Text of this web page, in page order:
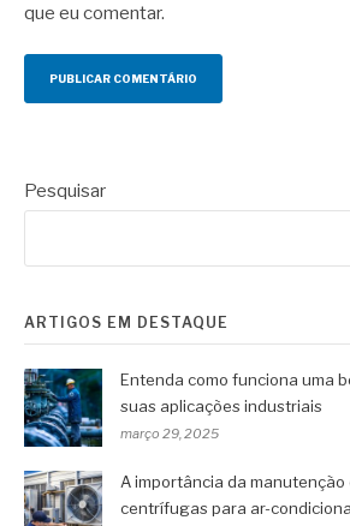
que eu comentar.
Pesquisar
ARTIGOS EM DESTAQUE
Entenda como funciona uma
suas aplicações industriais
março 29, 2025
A importância da manutenção
centrífugas para ar-